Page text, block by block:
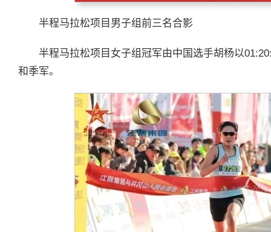
半程马拉松项目男子组前三名合影
半程马拉松项目女子组冠军由中国选手胡杨以
和季军。